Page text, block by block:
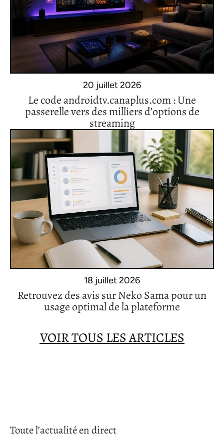
20 juillet 2026
Le code androidtv.canaplus.com : Une
passerelle vers des milliers d’options de
streaming
18 juillet 2026
Retrouvez des avis sur Neko Sama pour un
usage optimal de la plateforme
VOIR TOUS LES ARTICLES
Toute l’actualité en direct